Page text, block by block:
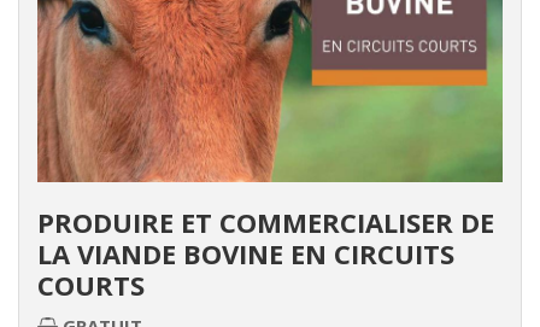
PRODUIRE ET COMMERCIALISER DE
LA VIANDE BOVINE EN CIRCUITS
COURTS